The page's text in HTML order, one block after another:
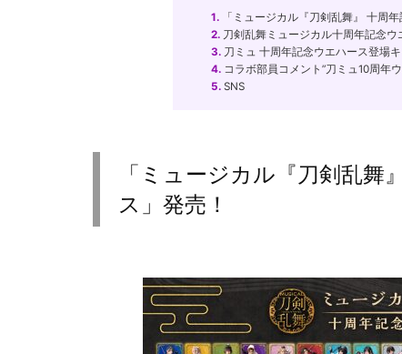
1.「ミュージカル『刀剣乱舞』 十周年
2.刀剣乱舞ミュージカル十周年記念ウ
3.刀ミュ 十周年記念ウエハース登場キ
4.コラボ部員コメント”刀ミュ10周年
5.SNS
「ミュージカル『刀剣乱舞
ス」発売！